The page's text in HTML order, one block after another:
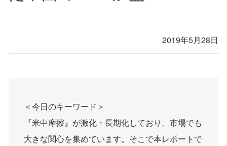
2019年5月28日
＜今日のキーワード＞
『米中摩擦』が激化・長期化しており、市場でも
大きな関心を集めています。そこで本レポートで